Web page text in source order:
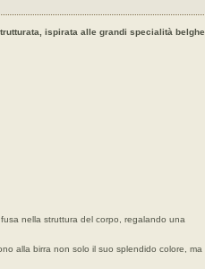
ispirata alle grandi specialità belghe
nella struttura del corpo, regalando una
alla birra non solo il suo splendido colore, ma